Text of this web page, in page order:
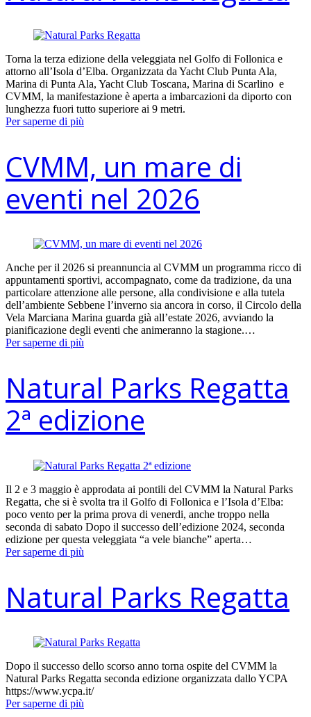
Torna la terza edizione della veleggiata nel Golfo di Follonica e
attorno all’Isola d’Elba. Organizzata da Yacht Club Punta Ala,
Marina di Punta Ala, Yacht Club Toscana, Marina di Scarlino e
CVMM, la manifestazione è aperta a imbarcazioni da diporto con
lunghezza fuori tutto superiore ai 9 metri.
Per saperne di più
CVMM, un mare di
eventi nel 2026
Anche per il 2026 si preannuncia al CVMM un programma ricco di
appuntamenti sportivi, accompagnato, come da tradizione, da una
particolare attenzione alle persone, alla condivisione e alla tutela
dell’ambiente Sebbene l’inverno sia ancora in corso, il Circolo della
Vela Marciana Marina guarda già all’estate 2026, avviando la
pianificazione degli eventi che animeranno la stagione.…
Per saperne di più
Natural Parks Regatta
2ª edizione
Il 2 e 3 maggio è approdata ai pontili del CVMM la Natural Parks
Regatta, che si è svolta tra il Golfo di Follonica e l’Isola d’Elba:
poco vento per la prima prova di venerdi, anche troppo nella
seconda di sabato Dopo il successo dell’edizione 2024, seconda
edizione per questa veleggiata “a vele bianche” aperta…
Per saperne di più
Natural Parks Regatta
Dopo il successo dello scorso anno torna ospite del CVMM la
Natural Parks Regatta seconda edizione organizzata dallo YCPA
https://www.ycpa.it/
Per saperne di più